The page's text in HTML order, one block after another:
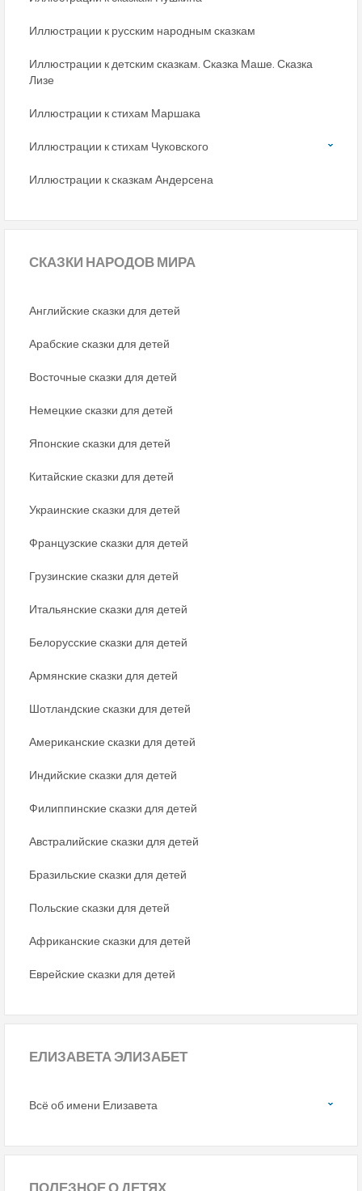
Иллюстрации к русским народным сказкам
Иллюстрации к детским сказкам. Сказка Маше. Сказка
Лизе
Иллюстрации к стихам Маршака
Иллюстрации к стихам Чуковского
Иллюстрации к сказкам Андерсена
СКАЗКИ НАРОДОВ МИРА
Английские сказки для детей
Арабские сказки для детей
Восточные сказки для детей
Немецкие сказки для детей
Японские сказки для детей
Китайские сказки для детей
Украинские сказки для детей
Французские сказки для детей
Грузинские сказки для детей
Итальянские сказки для детей
Белорусские сказки для детей
Армянские сказки для детей
Шотландские сказки для детей
Американские сказки для детей
Индийские сказки для детей
Филиппинские сказки для детей
Австралийские сказки для детей
Бразильские сказки для детей
Польские сказки для детей
Африканские сказки для детей
Еврейские сказки для детей
ЕЛИЗАВЕТА ЭЛИЗАБЕТ
Всё об имени Елизавета
ПОЛЕЗНОЕО ДЕТЯХ